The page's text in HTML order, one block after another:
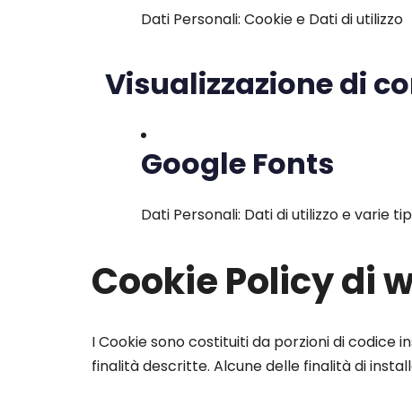
Dati Personali: Cookie e Dati di utilizzo
Visualizzazione di
Google Fonts
Dati Personali: Dati di utilizzo e varie
Cookie Policy di
I Cookie sono costituiti da porzioni di codice
finalità descritte. Alcune delle finalità di